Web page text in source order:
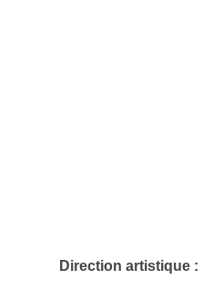
Direction artistique :